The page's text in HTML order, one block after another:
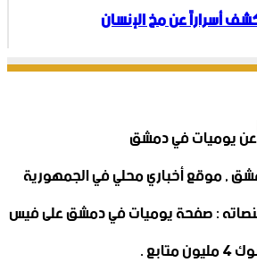
أسراراً عن مخ الإنسان
, موقع أخباري محلي في الجمهورية
: صفحة يوميات في دمشق على فيس
متابع .